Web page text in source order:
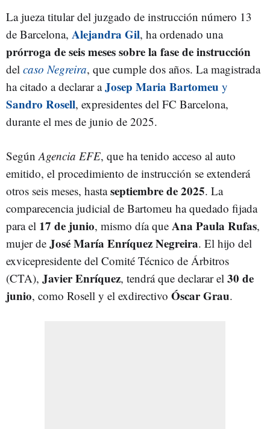
La jueza titular del juzgado de instrucción número 13
de Barcelona, Alejandra Gil, ha ordenado una
prórroga de seis meses sobre la fase de instrucción
del caso Negreira, que cumple dos años. La magistrada
ha citado a declarar aJosep Maria Bartomeu y
Sandro Rosell, expresidentes del FC Barcelona,
durante el mes de junio de 2025.
SegúnAgencia EFE, que ha tenido acceso al auto
emitido, el procedimiento de instrucción se extenderá
otros seis meses, hastaseptiembre de 2025. La
comparecencia judicial de Bartomeu ha quedado fijada
para el 17 de junio, mismo día que Ana Paula Rufas,
mujer de José María Enríquez Negreira. El hijo del
exvicepresidente del Comité Técnico de Árbitros
(CTA), Javier Enríquez, tendrá que declarar el 30 de
junio, como Rosell y el exdirectivo Óscar Grau.